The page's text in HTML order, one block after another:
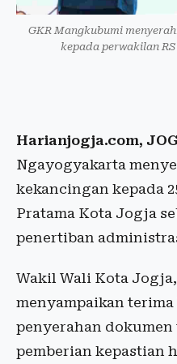
GKR Mangkubumi
kepada perwakilan
Harianjogja.com,
Ngayogyakarta
kekancingan kepada
Pratama Kota Jogja
penertiban
Wakil Wali Kota
menyampaikan
penyerahan
pemberian kepastian